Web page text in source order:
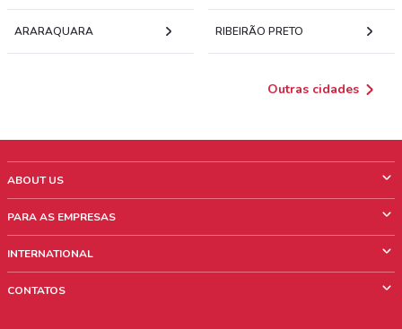
ARARAQUARA RIBEIRÃO PRETO
Outras cidades
ABOUT US
Quem Somos
Trabalhe conosco
PARA AS EMPRESAS
Informações comerciais
INTERNATIONAL
CONTATOS